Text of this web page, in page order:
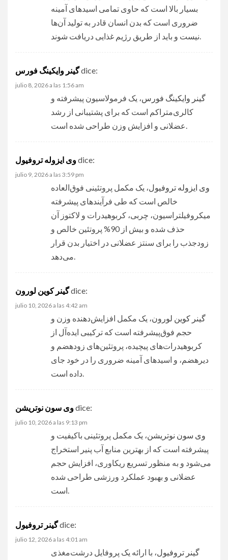
بسیار بالا است که حاوی تمامی اسیدهای آمینه
ضروری است که بدن انسان قادر به تولید آن‌ها
گینر وایکینگ فورسdice:
julio 8, 2026 a las 1:56 am
گینر وایکینگ فورس، یک فرمولاسیون پیشرفته و
کالری‌متراکم است که برای پشتیبانی از رشد
وی ایزوله تروفیول dice:
julio 9, 2026 a las 3:59 pm
وی ایزوله تروفیول، یک مکمل پروتئینی فوق‌العاده
خالص است که طی فرآیندهای پیشرفته
میکروفیلتراسیون، چربی، کربوهیدرات و لاکتوز آن
حذف شده و بیش از 90% پروتئین خالص و
زودجذب را برای سنتز عضلانی در اختیار بدن قرار
گینر کوین لورونdice:
julio 10, 2026 a las 4:42 am
گینر کوین لورون، یک مکمل افزایش‌دهنده وزن و
حجم فوق‌پیشرفته است که ترکیبی ایده‌آل از
کربوهیدرات‌های پیچیده، پروتئین‌های زودهضم و
دیرهضم، و اسیدهای آمینه ضروری را در خود جای
وی سون نوتریشن dice:
julio 10, 2026 a las 9:13 pm
وی سون نوتریشن، یک مکمل پروتئینی باکیفیت و
پیشرفته است که از بهترین منابع آب پنیر استخراج
می‌شود و به منظور تسریع ریکاوری، افزایش حجم
عضلانی و بهبود عملکرد ورزشی طراحی شده
گینر تروفیولdice:
julio 12, 2026 a las 4:01 am
گینر تروفیول، با ارائه یک پروفایل درشت‌مغذی